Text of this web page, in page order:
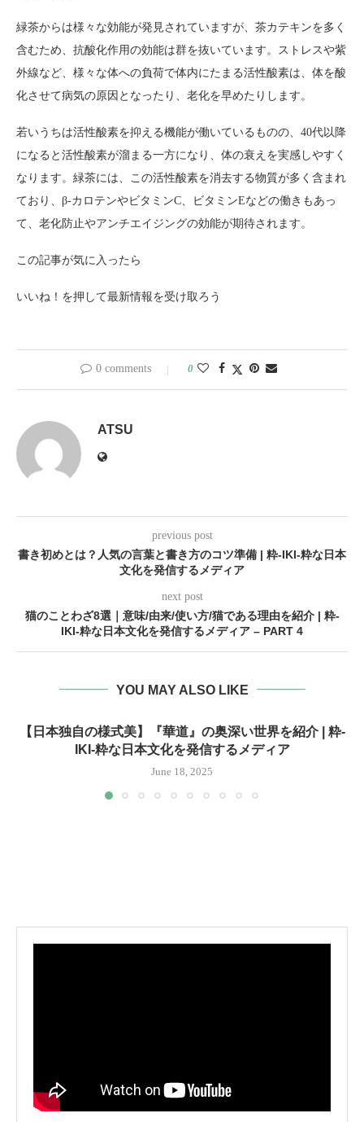
緑茶からは様々な効能が発見されていますが、茶カテキンを多く
含むため、抗酸化作用の効能は群を抜いています。ストレスや紫
外線など、様々な体への負荷で体内にたまる活性酸素は、体を酸
化させて病気の原因となったり、老化を早めたりします。
若いうちは活性酸素を抑える機能が働いているものの、40代以降
になると活性酸素が溜まる一方になり、体の衰えを実感しやすく
なります。緑茶には、この活性酸素を消去する物質が多く含まれ
ており、β-カロテンやビタミンC、ビタミンEなどの働きもあっ
て、老化防止やアンチエイジングの効能が期待されます。
この記事が気に入ったら
いいね！を押して最新情報を受け取ろう
0 comments 0
ATSU
previous post
書き初めとは？人気の言葉と書き方のコツ準備 | 粋-IKI-粋な日本
文化を発信するメディア
next post
猫のことわざ8選｜意味/由来/使い方/猫である理由を紹介 | 粋-
IKI-粋な日本文化を発信するメディア – PART 4
YOU MAY ALSO LIKE
【日本独自の様式美】『華道』の奥深い世界を紹介 | 粋-
IKI-粋な日本文化を発信するメディア
June 18, 2025